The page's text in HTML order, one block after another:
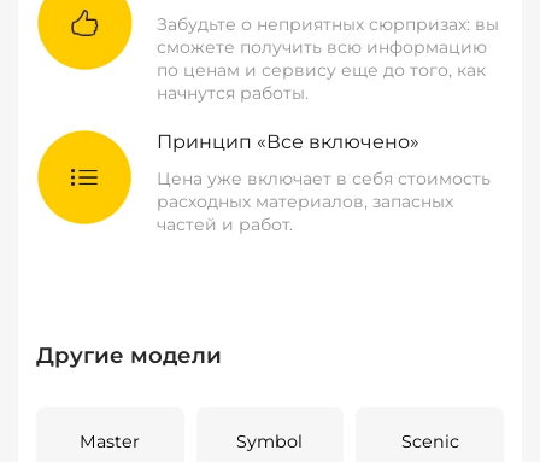
Забудьте о неприятных сюрпризах: вы
сможете получить всю информацию
по ценам и сервису еще до того, как
начнутся работы.
Принцип «Все включено»
Цена уже включает в себя стоимость
расходных материалов, запасных
частей и работ.
Другие модели
Master Symbol Scenic